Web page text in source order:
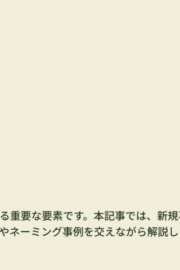
重要な要素です。本記事では、新
ネーミング事例を交えながら解説